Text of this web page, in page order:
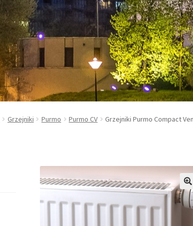
Grzejniki Purmo Purmo CV Grzejniki Purmo Compact